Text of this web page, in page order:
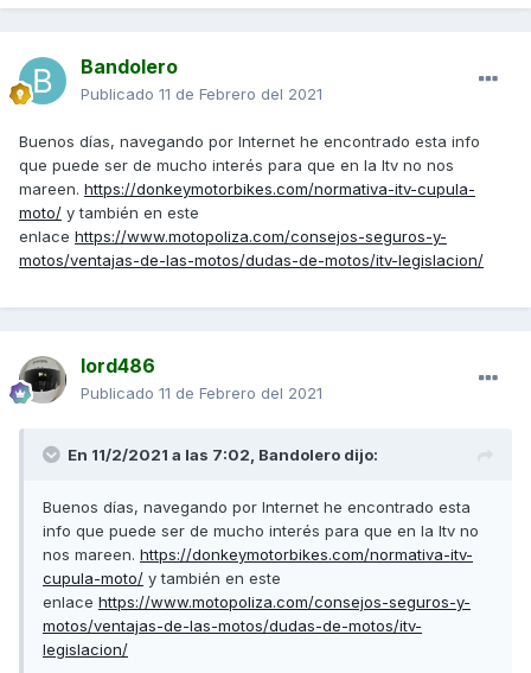
Bandolero
Publicado 11 de Febrero del 2021
Buenos días, navegando por Internet he encontrado esta info
que puede ser de mucho interés para que en la Itv no nos
mareen. https://donkeymotorbikes.com/normativa-itv-cupula-
moto/ y también en este
enlace https://www.motopoliza.com/consejos-seguros-y-
motos/ventajas-de-las-motos/dudas-de-motos/itv-legislacion/
lord486
Publicado 11 de Febrero del 2021
En 11/2/2021 a las 7:02, Bandolero dijo:
Buenos días, navegando por Internet he encontrado esta
info que puede ser de mucho interés para que en la Itv no
nos mareen. https://donkeymotorbikes.com/normativa-itv-
cupula-moto/ y también en este
enlace https://www.motopoliza.com/consejos-seguros-y-
motos/ventajas-de-las-motos/dudas-de-motos/itv-
legislacion/